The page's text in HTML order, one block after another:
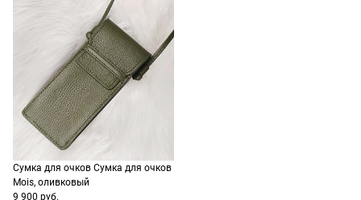
Долями — сервис, позволяющий
Сумка для очков Сумка для очков
Mois, оливковый
9 900 руб.